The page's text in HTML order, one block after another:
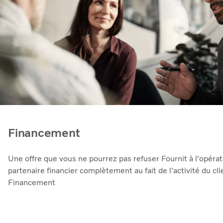
Financement
Une offre que vous ne pourrez pas refuser Fournit à l'opérateur un
partenaire financier complètement au fait de l'activité du
Financement